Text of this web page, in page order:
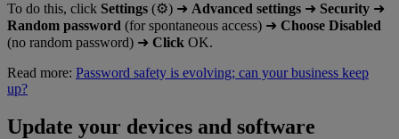
To do this, click Settings (⚙) ➜ Advanced settings ➜ Security ➜
Random password (for spontaneous access) ➜ Choose Disabled
(no random password) ➜ Click OK.
Read more: Password safety is evolving; can your business keep
up?
Update your devices and software